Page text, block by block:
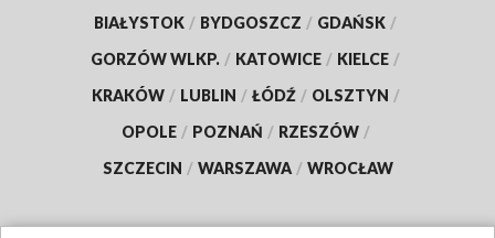
BIAŁYSTOK / BYDGOSZCZ / GDAŃSK /
GORZÓW WLKP. / KATOWICE / KIELCE /
KRAKÓW / LUBLIN / ŁÓDŹ / OLSZTYN /
OPOLE / POZNAŃ / RZESZÓW /
SZCZECIN / WARSZAWA / WROCŁAW